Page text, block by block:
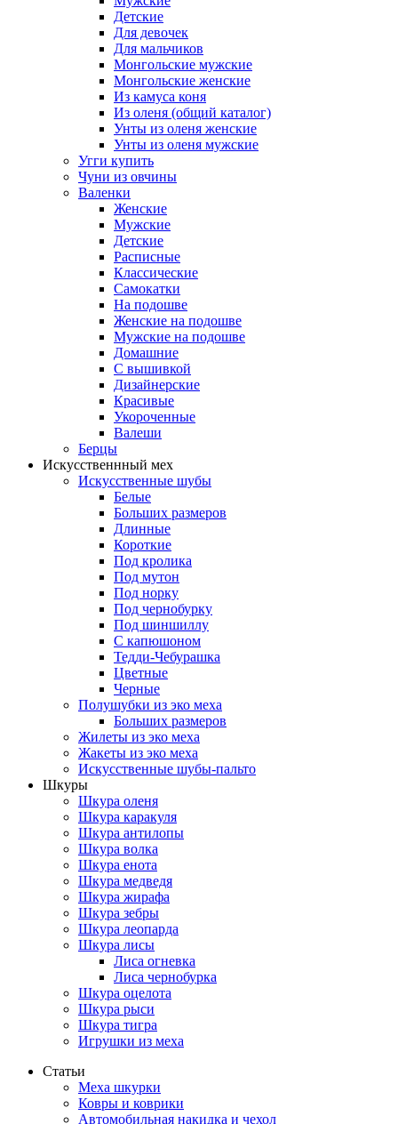
Детские
Для девочек
Для мальчиков
Монгольские мужские
Монгольские женские
Из камуса коня
Из оленя (общий каталог)
Унты из оленя женские
Унты из оленя мужские
Угги купить
Чуни из овчины
Валенки
Женские
Мужские
Детские
Расписные
Классические
Самокатки
На подошве
Женские на подошве
Мужские на подошве
Домашние
С вышивкой
Дизайнерские
Красивые
Укороченные
Валеши
Берцы
Искусственнный мех
Искусственные шубы
Белые
Больших размеров
Длинные
Короткие
Под кролика
Под мутон
Под норку
Под чернобурку
Под шиншиллу
С капюшоном
Тедди-Чебурашка
Цветные
Черные
Полушубки из эко меха
Больших размеров
Жилеты из эко меха
Жакеты из эко меха
Искусственные шубы-пальто
Шкуры
Шкура оленя
Шкура каракуля
Шкура антилопы
Шкура волка
Шкура енота
Шкура медведя
Шкура жирафа
Шкура зебры
Шкура леопарда
Шкура лисы
Лиса огневка
Лиса чернобурка
Шкура оцелота
Шкура рыси
Шкура тигра
Игрушки из меха
Статьи
Меха шкурки
Ковры и коврики
Автомобильная накидка и чехол